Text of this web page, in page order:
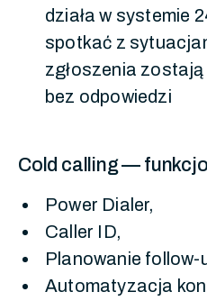
działa w systemie
spotkać z
zgłoszenia
bez odpowiedzi
Cold calling —
Power Dialer,
Caller ID,
Planowanie follow-
Automatyzacja